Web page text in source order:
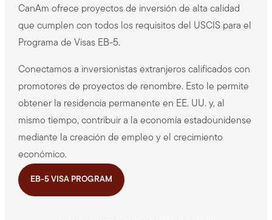
CanAm ofrece proyectos de inversión de alta calidad
que cumplen con todos los requisitos del USCIS para el
Programa de Visas EB-5.
Conectamos a inversionistas extranjeros calificados con
promotores de proyectos de renombre. Esto le permite
obtener la residencia permanente en EE. UU. y, al
mismo tiempo, contribuir a la economía estadounidense
mediante la creación de empleo y el crecimiento
económico.
EB-5 VISA PROGRAM